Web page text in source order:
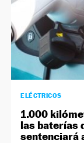
ELÉCTRICOS
1.000
las baterías
sentenciará